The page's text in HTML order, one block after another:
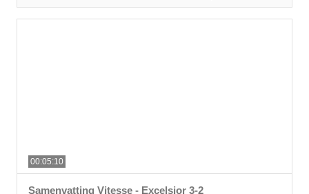
00:05:10
Samenvatting Vitesse - Excelsior 3-2